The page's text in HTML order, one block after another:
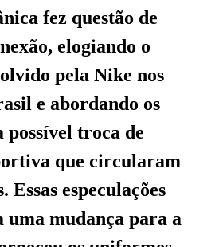
fez questão de
elogiando o
pela Nike nos
e abordando os
possível troca de
que circularam
Essas especulações
uma mudança para a